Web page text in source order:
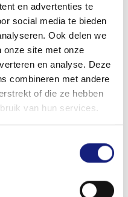
en advertenties te
social media te bieden
Ook delen we
onze site met onze
en analyse. Deze
combineren met andere
of die ze hebben
van hun services.